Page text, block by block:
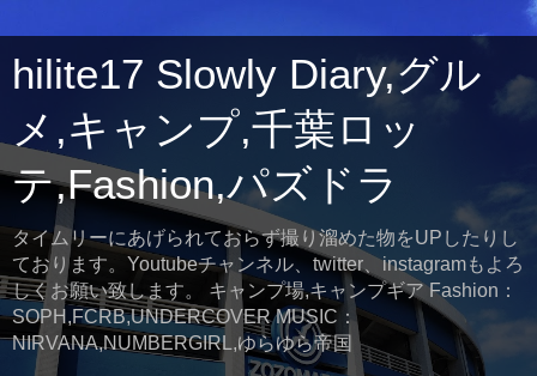
hilite17 Slowly Diary,グル
メ,キャンプ,千葉ロッ
テ,Fashion,パズドラ
タイムリーにあげられておらず撮り溜めた物をUPしたりし
ております。Youtubeチャンネル、twitter、instagramもよろ
しくお願い致します。 キャンプ場,キャンプギア Fashion：
SOPH,FCRB,UNDERCOVER MUSIC：
NIRVANA,NUMBERGIRL,ゆらゆら帝国